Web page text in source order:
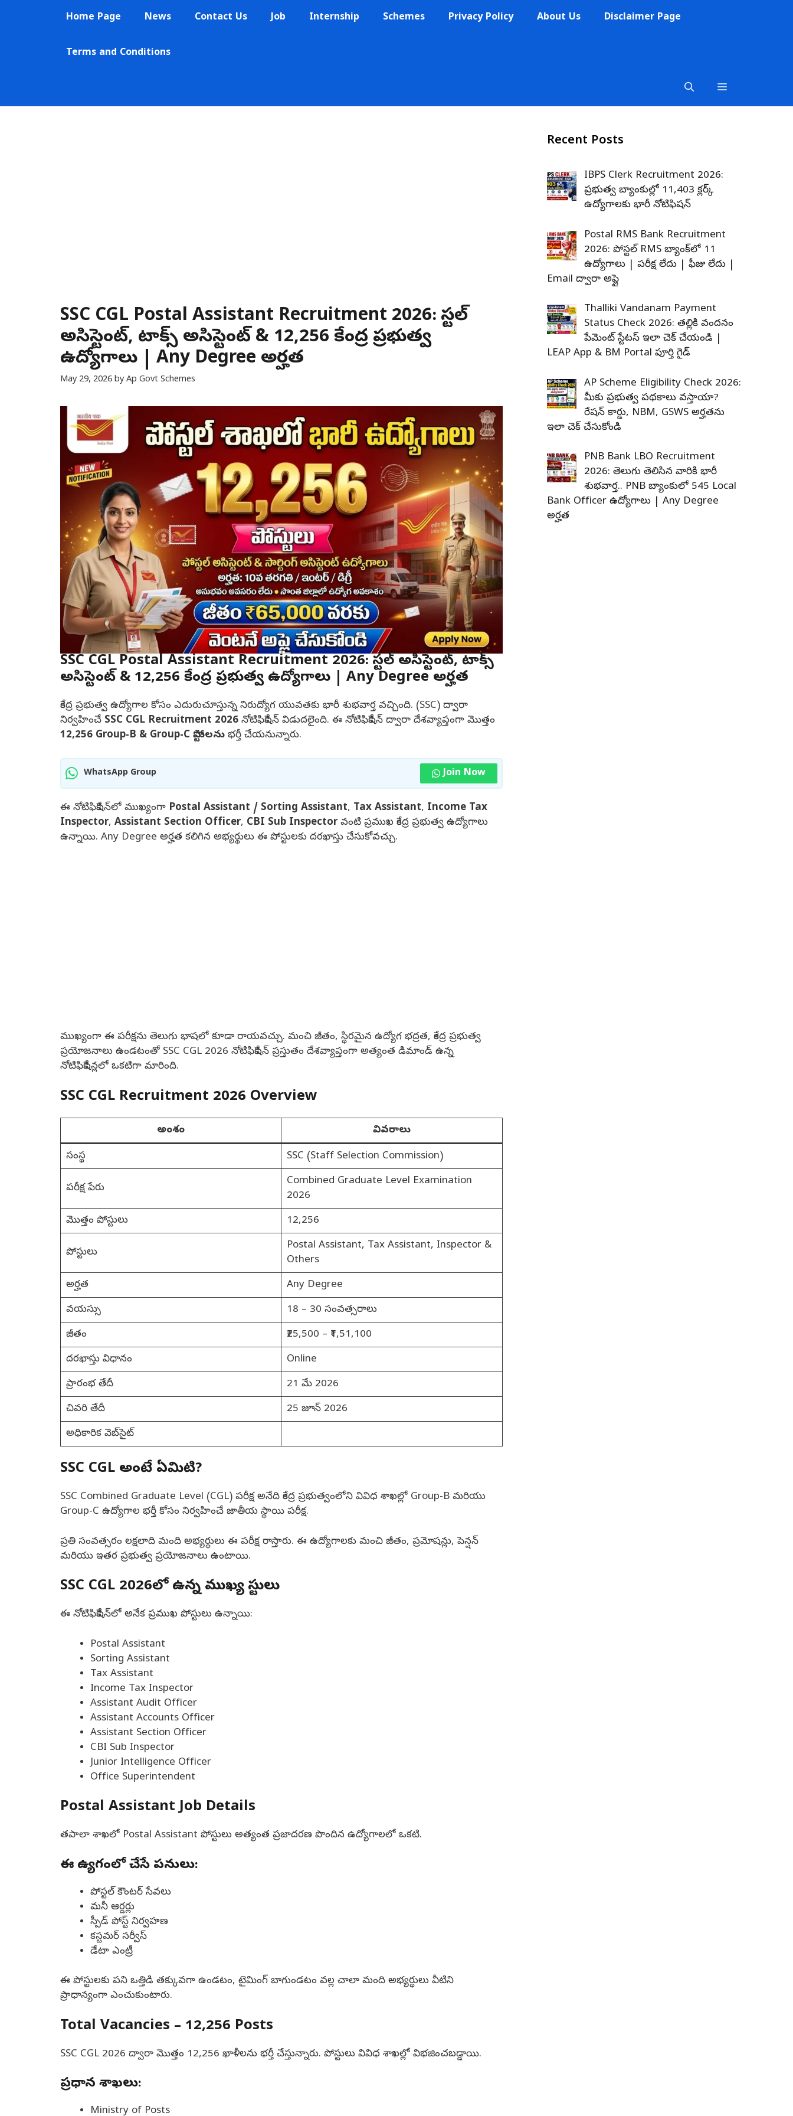
Home Page News Contact Us Job Internship Schemes Privacy Policy About Us Disclaimer Page
Terms and Conditions
SSC CGL Postal Assistant Recruitment 2026: పోస్టల్
అసిస్టెంట్, టాక్స్ అసిస్టెంట్ & 12,256 కేంద్ర ప్రభుత్వ
ఉద్యోగాలు | Any Degree అర్హత
May 29, 2026 by Ap Govt Schemes
SSC CGL Postal Assistant Recruitment 2026: పోస్టల్ అసిస్టెంట్, టాక్స్
అసిస్టెంట్ & 12,256 కేంద్ర ప్రభుత్వ ఉద్యోగాలు | Any Degree అర్హత
కేంద్ర ప్రభుత్వ ఉద్యోగాల కోసం ఎదురుచూస్తున్న నిరుద్యోగ యువతకు భారీ శుభవార్త వచ్చింది. (SSC) ద్వారా
నిర్వహించే SSC CGL Recruitment 2026 నోటిఫికేషన్ విడుదలైంది. ఈ నోటిఫికేషన్ ద్వారా దేశవ్యాప్తంగా మొత్తం
12,256 Group-B & Group-C పోస్టులను భర్తీ చేయనున్నారు.
WhatsApp Group Join Now
ఈ నోటిఫికేషన్‌లో ముఖ్యంగా Postal Assistant / Sorting Assistant, Tax Assistant, Income Tax
Inspector, Assistant Section Officer, CBI Sub Inspector వంటి ప్రముఖ కేంద్ర ప్రభుత్వ ఉద్యోగాలు
ఉన్నాయి. Any Degree అర్హత కలిగిన అభ్యర్థులు ఈ పోస్టులకు దరఖాస్తు చేసుకోవచ్చు.
ముఖ్యంగా ఈ పరీక్షను తెలుగు భాషలో కూడా రాయవచ్చు. మంచి జీతం, స్థిరమైన ఉద్యోగ భద్రత, కేంద్ర ప్రభుత్వ
ప్రయోజనాలు ఉండటంతో SSC CGL 2026 నోటిఫికేషన్ ప్రస్తుతం దేశవ్యాప్తంగా అత్యంత డిమాండ్ ఉన్న
నోటిఫికేషన్లలో ఒకటిగా మారింది.
SSC CGL Recruitment 2026 Overview
అంశం
వివరాలు
సంస్థ
SSC (Staff Selection Commission)
పరీక్ష పేరు
Combined Graduate Level Examination
2026
మొత్తం పోస్టులు
12,256
పోస్టులు
Postal Assistant, Tax Assistant, Inspector &
Others
అర్హత
Any Degree
వయస్సు
18 – 30 సంవత్సరాలు
జీతం
₹25,500 – ₹1,51,100
దరఖాస్తు విధానం
Online
ప్రారంభ తేదీ
21 మే 2026
చివరి తేదీ
25 జూన్ 2026
అధికారిక వెబ్‌సైట్
SSC CGL అంటే ఏమిటి?
SSC Combined Graduate Level (CGL) పరీక్ష అనేది కేంద్ర ప్రభుత్వంలోని వివిధ శాఖల్లో Group-B మరియు
Group-C ఉద్యోగాల భర్తీ కోసం నిర్వహించే జాతీయ స్థాయి పరీక్ష.
ప్రతి సంవత్సరం లక్షలాది మంది అభ్యర్థులు ఈ పరీక్ష రాస్తారు. ఈ ఉద్యోగాలకు మంచి జీతం, ప్రమోషన్లు, పెన్షన్
మరియు ఇతర ప్రభుత్వ ప్రయోజనాలు ఉంటాయి.
SSC CGL 2026లో ఉన్న ముఖ్య పోస్టులు
ఈ నోటిఫికేషన్‌లో అనేక ప్రముఖ పోస్టులు ఉన్నాయి:
Postal Assistant
Sorting Assistant
Tax Assistant
Income Tax Inspector
Assistant Audit Officer
Assistant Accounts Officer
Assistant Section Officer
CBI Sub Inspector
Junior Intelligence Officer
Office Superintendent
Postal Assistant Job Details
తపాలా శాఖలో Postal Assistant పోస్టులు అత్యంత ప్రజాదరణ పొందిన ఉద్యోగాలలో ఒకటి.
ఈ ఉద్యోగంలో చేసే పనులు:
పోస్టల్ కౌంటర్ సేవలు
మనీ ఆర్డర్లు
స్పీడ్ పోస్ట్ నిర్వహణ
కస్టమర్ సర్వీస్
డేటా ఎంట్రీ
ఈ పోస్టులకు పని ఒత్తిడి తక్కువగా ఉండటం, టైమింగ్ బాగుండటం వల్ల చాలా మంది అభ్యర్థులు వీటిని
ప్రాధాన్యంగా ఎంచుకుంటారు.
Total Vacancies – 12,256 Posts
SSC CGL 2026 ద్వారా మొత్తం 12,256 ఖాళీలను భర్తీ చేస్తున్నారు. పోస్టులు వివిధ శాఖల్లో విభజించబడ్డాయి.
ప్రధాన శాఖలు:
Ministry of Posts
Recent Posts
IBPS Clerk Recruitment 2026:
ప్రభుత్వ బ్యాంకుల్లో 11,403 క్లర్క్
ఉద్యోగాలకు భారీ నోటిఫికేషన్
Postal RMS Bank Recruitment
2026: పోస్టల్ RMS బ్యాంక్‌లో 11
ఉద్యోగాలు | పరీక్ష లేదు | ఫీజు లేదు |
Email ద్వారా అప్లై
Thalliki Vandanam Payment
Status Check 2026: తల్లికి వందనం
పేమెంట్ స్టేటస్ ఇలా చెక్ చేయండి |
LEAP App & BM Portal పూర్తి గైడ్
AP Scheme Eligibility Check 2026:
మీకు ప్రభుత్వ పథకాలు వస్తాయా?
రేషన్ కార్డు, NBM, GSWS అర్హతను
ఇలా చెక్ చేసుకోండి
PNB Bank LBO Recruitment
2026: తెలుగు తెలిసిన వారికి భారీ
శుభవార్త.. PNB బ్యాంకులో 545 Local
Bank Officer ఉద్యోగాలు | Any Degree
అర్హత